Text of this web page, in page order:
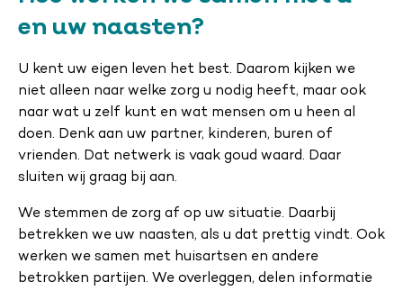
en uw naasten?
U kent uw eigen leven het best. Daarom kijken we
niet alleen naar welke zorg u nodig heeft, maar ook
naar wat u zelf kunt en wat mensen om u heen al
doen. Denk aan uw partner, kinderen, buren of
vrienden. Dat netwerk is vaak goud waard. Daar
sluiten wij graag bij aan.
We stemmen de zorg af op uw situatie. Daarbij
betrekken we uw naasten, als u dat prettig vindt. Ook
werken we samen met huisartsen en andere
betrokken partijen. We overleggen, delen informatie